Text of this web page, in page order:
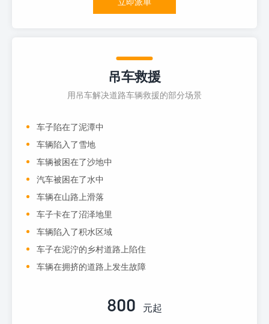
吊车救援
用吊车解决道路车辆救援的部分场景
车子陷在了泥潭中
车辆陷入了雪地
车辆被困在了沙地中
汽车被困在了水中
车辆在山路上滑落
车子卡在了沼泽地里
车辆陷入了积水区域
车子在泥泞的乡村道路上陷住
车辆在拥挤的道路上发生故障
800 元起